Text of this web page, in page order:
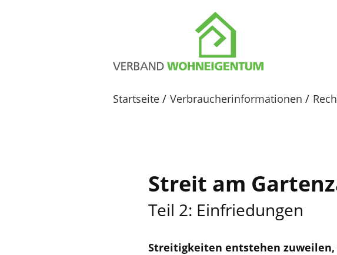
Startseite Verbraucherinformationen
Streit am
Teil 2: Einfriedungen
Streitigkeiten entstehen zuweilen,